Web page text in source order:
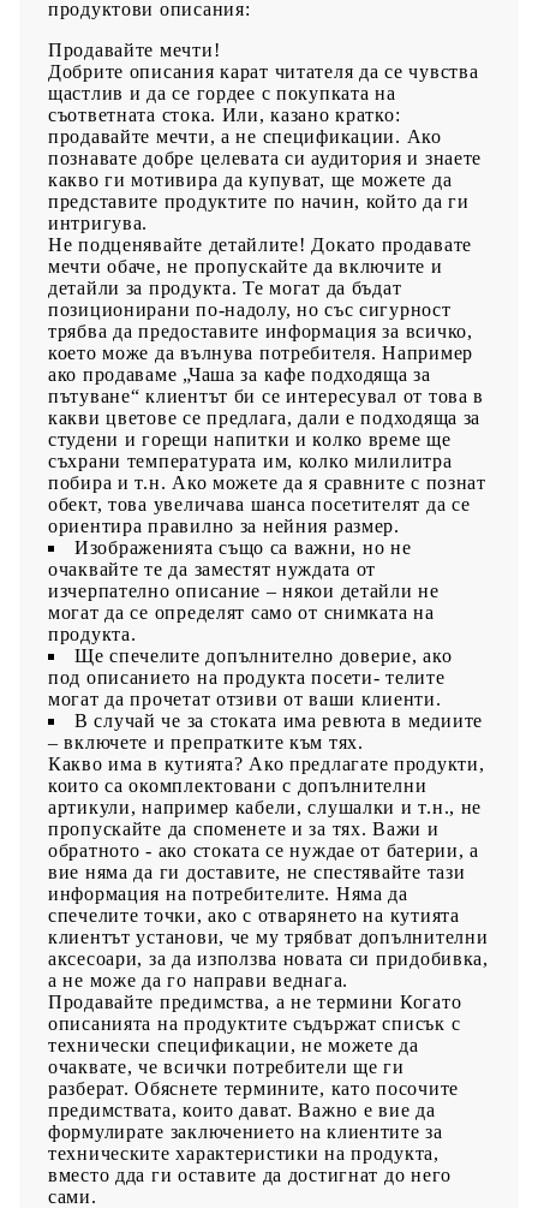
продуктови описания:
Продавайте мечти!
Добрите описания карат читателя да се чувства
щастлив и да се гордее с покупката на
съответната стока. Или, казано кратко:
продавайте мечти, а не спецификации. Ако
познавате добре целевата си аудитория и знаете
какво ги мотивира да купуват, ще можете да
представите продуктите по начин, който да ги
интригува.
Не подценявайте детайлите! Докато продавате
мечти обаче, не пропускайте да включите и
детайли за продукта. Те могат да бъдат
позиционирани по-надолу, но със сигурност
трябва да предоставите информация за всичко,
което може да вълнува потребителя. Например
ако продаваме „Чаша за кафе подходяща за
пътуване“ клиентът би се интересувал от това в
какви цветове се предлага, дали е подходяща за
студени и горещи напитки и колко време ще
съхрани температурата им, колко милилитра
побира и т.н. Ако можете да я сравните с познат
обект, това увеличава шанса посетителят да се
ориентира правилно за нейния размер.
Изображенията също са важни, но не
очаквайте те да заместят нуждата от
изчерпателно описание – някои детайли не
могат да се определят само от снимката на
продукта.
Ще спечелите допълнително доверие, ако
под описанието на продукта посети- телите
могат да прочетат отзиви от ваши клиенти.
В случай че за стоката има ревюта в медиите
– включете и препратките към тях.
Какво има в кутията? Ако предлагате продукти,
които са окомплектовани с допълнителни
артикули, например кабели, слушалки и т.н., не
пропускайте да споменете и за тях. Важи и
обратното - ако стоката се нуждае от батерии, а
вие няма да ги доставите, не спестявайте тази
информация на потребителите. Няма да
спечелите точки, ако с отварянето на кутията
клиентът установи, че му трябват допълнителни
аксесоари, за да използва новата си придобивка,
а не може да го направи веднага.
Продавайте предимства, а не термини Когато
описанията на продуктите съдържат списък с
технически спецификации, не можете да
очаквате, че всички потребители ще ги
разберат. Обяснете термините, като посочите
предимствата, които дават. Важно е вие да
формулирате заключението на клиентите за
техническите характеристики на продукта,
вместо дда ги оставите да достигнат до него
сами.